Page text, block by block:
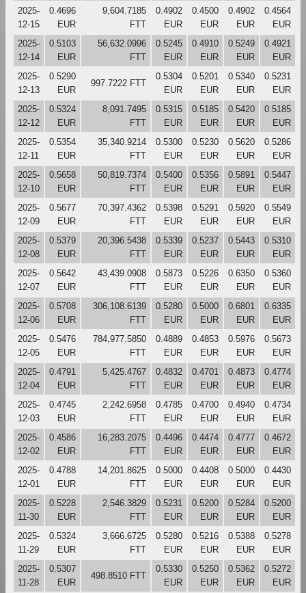
2025-
12-15
0.4696
EUR
9,604.7185
FTT
0.4902
EUR
0.4500
EUR
0.4902
EUR
0.4564
EUR
2025-
12-14
0.5103
EUR
56,632.0996
FTT
0.5245
EUR
0.4910
EUR
0.5249
EUR
0.4921
EUR
2025-
12-13
0.5290
EUR
997.7222 FTT
0.5304
EUR
0.5201
EUR
0.5340
EUR
0.5231
EUR
2025-
12-12
0.5324
EUR
8,091.7495
FTT
0.5315
EUR
0.5185
EUR
0.5420
EUR
0.5185
EUR
2025-
12-11
0.5354
EUR
35,340.9214
FTT
0.5300
EUR
0.5230
EUR
0.5620
EUR
0.5286
EUR
2025-
12-10
0.5658
EUR
50,819.7374
FTT
0.5400
EUR
0.5356
EUR
0.5891
EUR
0.5447
EUR
2025-
12-09
0.5677
EUR
70,397.4362
FTT
0.5398
EUR
0.5291
EUR
0.5920
EUR
0.5549
EUR
2025-
12-08
0.5379
EUR
20,396.5438
FTT
0.5339
EUR
0.5237
EUR
0.5443
EUR
0.5310
EUR
2025-
12-07
0.5642
EUR
43,439.0908
FTT
0.5873
EUR
0.5226
EUR
0.6350
EUR
0.5360
EUR
2025-
12-06
0.5708
EUR
306,108.6139
FTT
0.5280
EUR
0.5000
EUR
0.6801
EUR
0.6335
EUR
2025-
12-05
0.5476
EUR
784,977.5850
FTT
0.4889
EUR
0.4853
EUR
0.5976
EUR
0.5673
EUR
2025-
12-04
0.4791
EUR
5,425.4767
FTT
0.4832
EUR
0.4701
EUR
0.4873
EUR
0.4774
EUR
2025-
12-03
0.4745
EUR
2,242.6958
FTT
0.4785
EUR
0.4700
EUR
0.4940
EUR
0.4734
EUR
2025-
12-02
0.4586
EUR
16,283.2075
FTT
0.4496
EUR
0.4474
EUR
0.4777
EUR
0.4672
EUR
2025-
12-01
0.4788
EUR
14,201.8625
FTT
0.5000
EUR
0.4408
EUR
0.5000
EUR
0.4430
EUR
2025-
11-30
0.5228
EUR
2,546.3829
FTT
0.5231
EUR
0.5200
EUR
0.5284
EUR
0.5200
EUR
2025-
11-29
0.5324
EUR
3,666.6725
FTT
0.5280
EUR
0.5216
EUR
0.5388
EUR
0.5278
EUR
2025-
11-28
0.5307
EUR
498.8510 FTT
0.5330
EUR
0.5250
EUR
0.5362
EUR
0.5272
EUR